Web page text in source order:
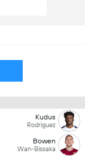
Kudus
Rodriguez
Bowen
Wan-Bissaka